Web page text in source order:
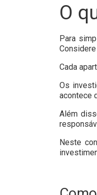
O
Para
Cada
Os
acontece
Além
Neste